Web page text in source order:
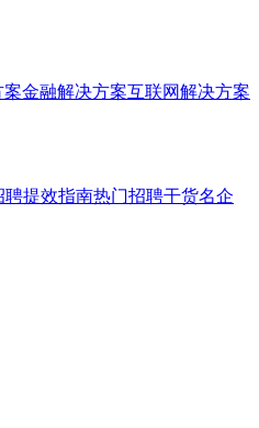
案金融解决方案互联网解决方案
聘提效指南热门招聘干货名企